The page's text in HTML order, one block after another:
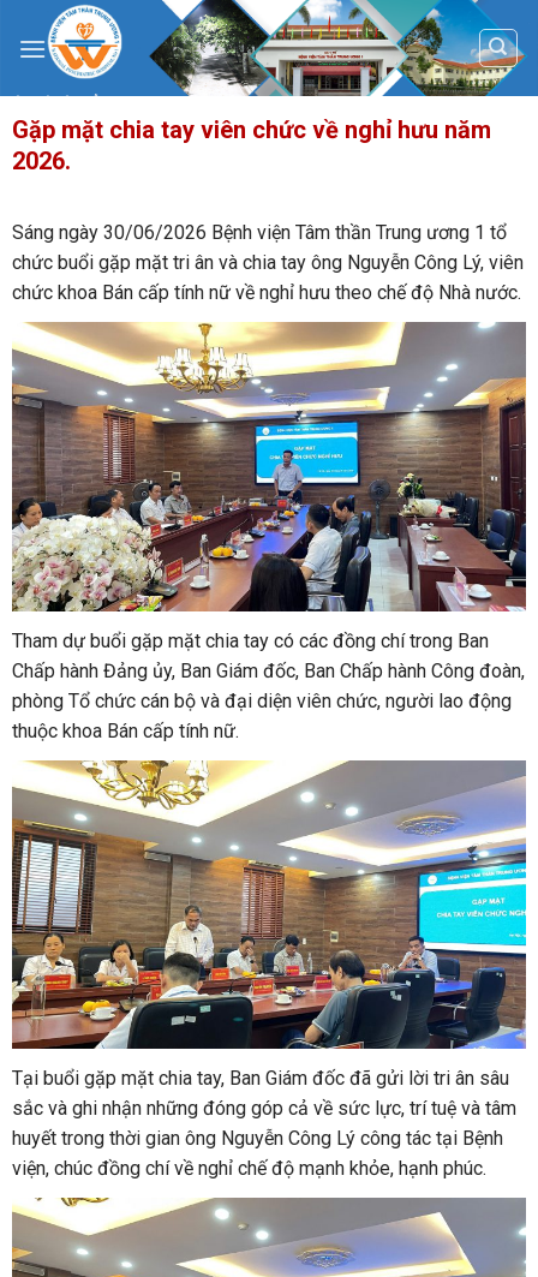
content
Gặp mặt chia tay viên chức về nghỉ hưu năm
2026.
Sáng ngày 30/06/2026 Bệnh viện Tâm thần Trung ương 1 tổ
chức buổi gặp mặt tri ân và chia tay ông Nguyễn Công Lý, viên
chức khoa Bán cấp tính nữ về nghỉ hưu theo chế độ Nhà nước.
Tham dự buổi gặp mặt chia tay có các đồng chí trong Ban
Chấp hành Đảng ủy, Ban Giám đốc, Ban Chấp hành Công đoàn,
phòng Tổ chức cán bộ và đại diện viên chức, người lao động
thuộc khoa Bán cấp tính nữ.
Tại buổi gặp mặt chia tay, Ban Giám đốc đã gửi lời tri ân sâu
sắc và ghi nhận những đóng góp cả về sức lực, trí tuệ và tâm
huyết trong thời gian ông Nguyễn Công Lý công tác tại Bệnh
viện, chúc đồng chí về nghỉ chế độ mạnh khỏe, hạnh phúc.